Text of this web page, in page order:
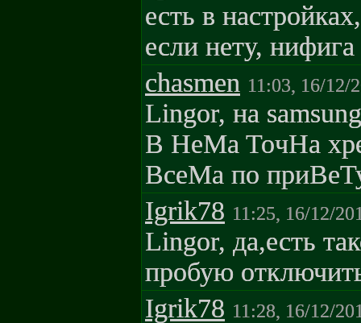
есть в
если нету,
chasmen 11:03, 16/12/
Lingor, нa
B HeMa ToчHa
BceMa пo
Igrik78 11:25, 16/12/
Lingor, да,есть
пробую
Igrik78 11:28, 16/12/